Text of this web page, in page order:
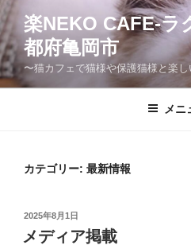
コ
ン
テ
ン
ツ
楽NEKO CAFE-ラ
都府亀岡市
〜猫カフェで猫様や保護猫様と楽し
メニ
カテゴリー: 最新情報
投
日:
2025年8月1日
メディア掲載